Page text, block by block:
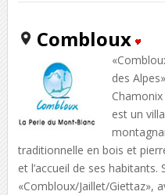
Combloux
des
est un
traditionnelle en bois et
et l’accueil de ses habitants.
«Combloux/Jaillet/Giettaz»,